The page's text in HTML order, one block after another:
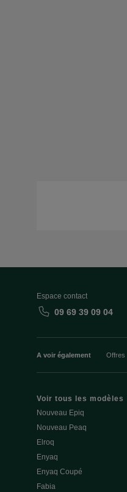
Espace contact
09 69 39 09 04
A voir également Offres
Voir tous les modèles
Nouveau Epiq
Nouveau Peaq
Elroq
Enyaq
Enyaq Coupé
Fabia